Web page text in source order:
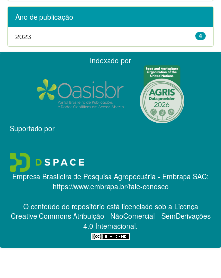
Ano de publicação
4
2023
Indexado por
Suportado por
Empresa Brasileira de Pesquisa Agropecuária - Embrapa SAC:
https://www.embrapa.br/fale-conosco
O conteúdo do repositório está licenciado sob a Licença
Creative CommonsAtribuição - NãoComercial - SemDerivações
4.0 Internacional.